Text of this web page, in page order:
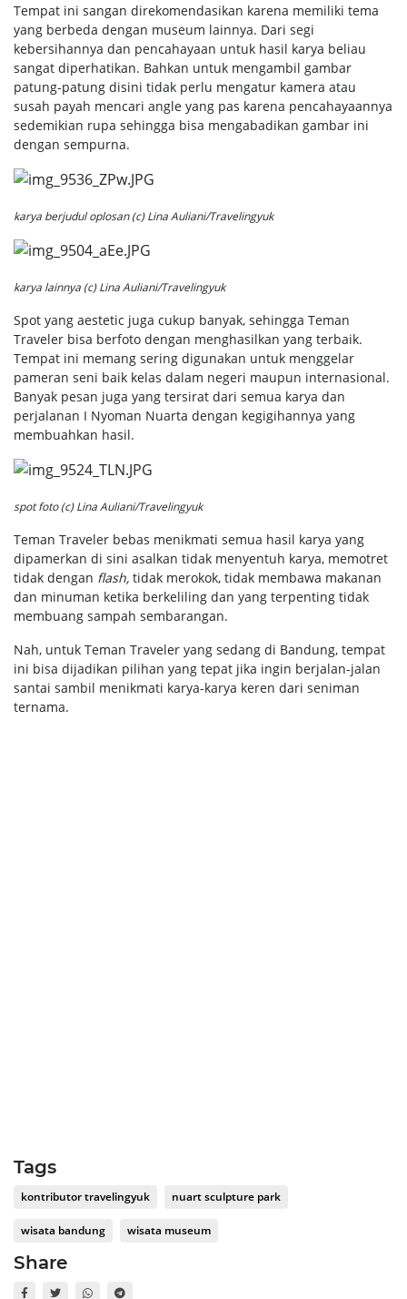
Tempat ini sangan direkomendasikan karena memiliki tema
yang berbeda dengan museum lainnya. Dari segi
kebersihannya dan pencahayaan untuk hasil karya beliau
sangat diperhatikan. Bahkan untuk mengambil gambar
patung-patung disini tidak perlu mengatur kamera atau
susah payah mencari angle yang pas karena pencahayaannya
sedemikian rupa sehingga bisa mengabadikan gambar ini
dengan sempurna.
karya berjudul oplosan (c) Lina Auliani/Travelingyuk
karya lainnya (c) Lina Auliani/Travelingyuk
Spot yang aestetic juga cukup banyak, sehingga Teman
Traveler bisa berfoto dengan menghasilkan yang terbaik.
Tempat ini memang sering digunakan untuk menggelar
pameran seni baik kelas dalam negeri maupun internasional.
Banyak pesan juga yang tersirat dari semua karya dan
perjalanan I Nyoman Nuarta dengan kegigihannya yang
membuahkan hasil.
spot foto (c) Lina Auliani/Travelingyuk
Teman Traveler bebas menikmati semua hasil karya yang
dipamerkan di sini asalkan tidak menyentuh karya, memotret
tidak dengan flash, tidak merokok, tidak membawa makanan
dan minuman ketika berkeliling dan yang terpenting tidak
membuang sampah sembarangan.
Nah, untuk Teman Traveler yang sedang di Bandung, tempat
ini bisa dijadikan pilihan yang tepat jika ingin berjalan-jalan
santai sambil menikmati karya-karya keren dari seniman
ternama.
Tags
kontributor travelingyuk nuart sculpture park
wisata bandung wisata museum
Share